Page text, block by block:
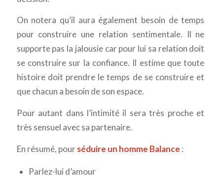
On notera qu’il aura également besoin de temps
pour construire une relation sentimentale. Il ne
supporte pas la jalousie car pour lui sa relation doit
se construire sur la confiance. Il estime que toute
histoire doit prendre le temps de se construire et
que chacun a besoin de son espace.
Pour autant dans l’intimité il sera très proche et
très sensuel avec sa partenaire.
En résumé, pourséduire un homme Balance :
Parlez-lui d’amour